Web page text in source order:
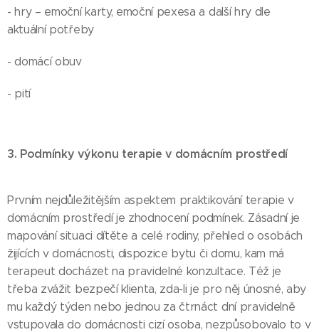
- hry – emoční karty, emoční pexesa a další hry dle
aktuální potřeby
- domácí obuv
- pití
3. Podmínky výkonu terapie v domácním prostředí
Prvním nejdůležitějším aspektem praktikování terapie v
domácním prostředí je zhodnocení podmínek. Zásadní je
mapování situaci dítěte a celé rodiny, přehled o osobách
žijících v domácnosti, dispozice bytu či domu, kam má
terapeut docházet na pravidelné konzultace. Též je
třeba zvážit bezpečí klienta, zda-li je pro něj únosné, aby
mu každý týden nebo jednou za čtrnáct dní pravidelně
vstupovala do domácnosti cizí osoba, nezpůsobovalo to v